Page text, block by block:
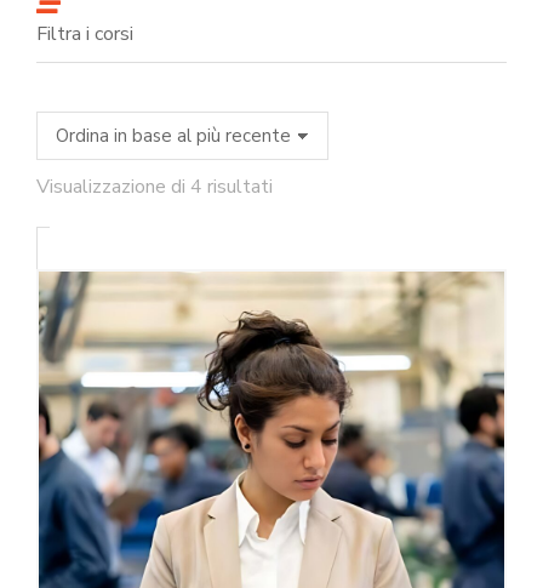
Filtra i corsi
Visualizzazione di 4 risultati